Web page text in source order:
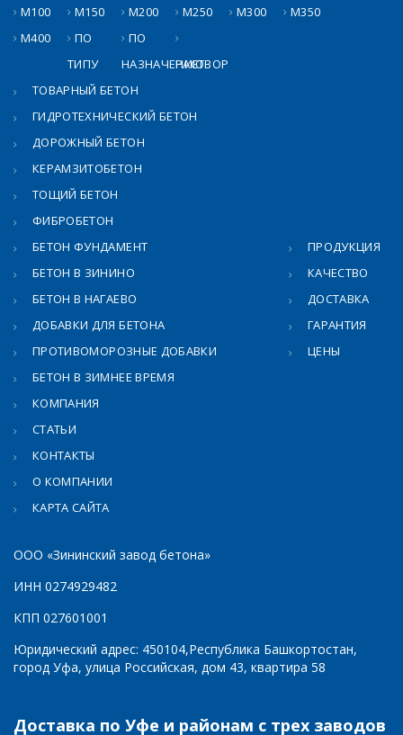
М100 М150 М200 М250 М300
М350
М400
ПО
ТИПУ
ПО
НАЗНАЧЕНИЮ
РАСТВОР
ТОВАРНЫЙ БЕТОН
ГИДРОТЕХНИЧЕСКИЙ БЕТОН
ДОРОЖНЫЙ БЕТОН
КЕРАМЗИТОБЕТОН
ТОЩИЙ БЕТОН
ФИБРОБЕТОН
БЕТОН ФУНДАМЕНТ
БЕТОН В ЗИНИНО
БЕТОН В НАГАЕВО
ДОБАВКИ ДЛЯ БЕТОНА
ПРОТИВОМОРОЗНЫЕ ДОБАВКИ
БЕТОН В ЗИМНЕЕ ВРЕМЯ
ПРОДУКЦИЯ
КАЧЕСТВО
ДОСТАВКА
ГАРАНТИЯ
ЦЕНЫ
КОМПАНИЯ
СТАТЬИ
КОНТАКТЫ
О КОМПАНИИ
КАРТА САЙТА
ООО «Зининский завод бетона»
ИНН 0274929482
КПП 027601001
Юридический адрес: 450104,Республика Башкортостан,
город Уфа, улица Российская, дом 43, квартира 58
Доставка по Уфе и районам с трех заводов